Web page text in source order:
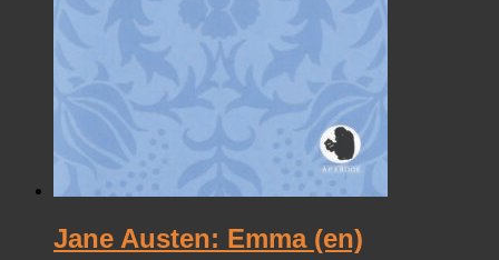
Jane Austen: Emma (en)